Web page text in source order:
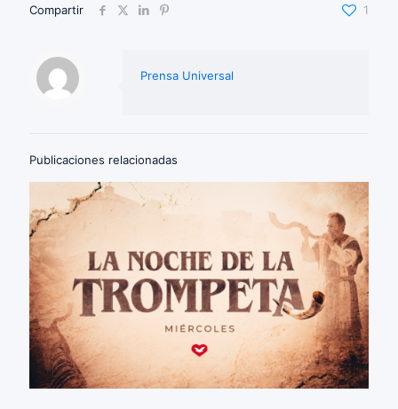
Compartir 1
Prensa Universal
Publicaciones relacionadas